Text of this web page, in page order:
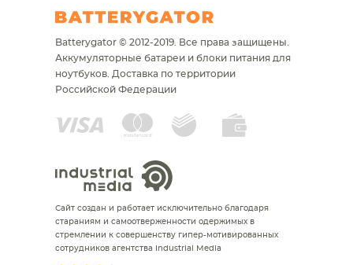
Batterygator © 2012-2019. Все права защищены.
Аккумуляторные батареи и блоки питания для
ноутбуков. Доставка по территории
Российской Федерации
Сайт создан и работает исключительно благодаря
стараниям и самоотверженности одержимых в
стремлении к совершенству гипер-мотивированных
сотрудников агентства Industrial Media